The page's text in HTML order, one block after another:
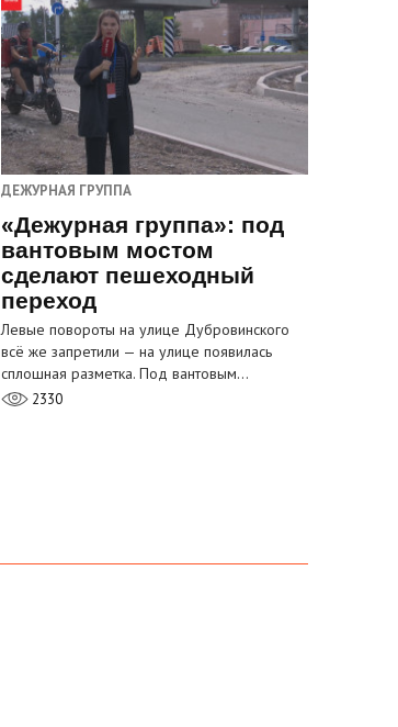
ДЕЖУРНАЯ ГРУППА
«Дежурная группа»: под
вантовым мостом
сделают пешеходный
переход
Левые повороты на улице Дубровинского
всё же запретили — на улице появилась
сплошная разметка. Под вантовым…
2330